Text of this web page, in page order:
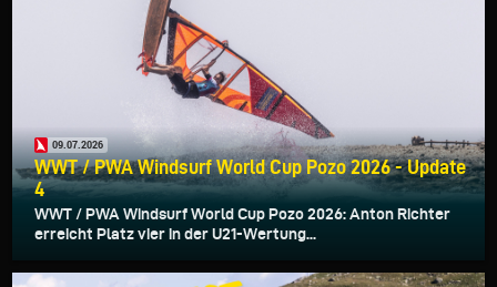
09.07.2026
WWT / PWA Windsurf World Cup Pozo 2026 - Update
4
WWT / PWA Windsurf World Cup Pozo 2026: Anton Richter
erreicht Platz vier in der U21-Wertung...